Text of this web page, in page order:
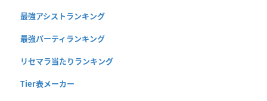
最強アシストランキング
最強パーティランキング
リセマラ当たりランキング
Tier表メーカー